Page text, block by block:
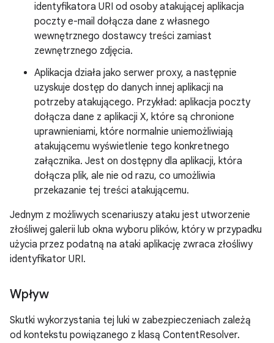
identyfikatora URI od osoby atakującej aplikacja
poczty e-mail dołącza dane z własnego
wewnętrznego dostawcy treści zamiast
zewnętrznego zdjęcia.
Aplikacja działa jako serwer proxy, a następnie
uzyskuje dostęp do danych innej aplikacji na
potrzeby atakującego. Przykład: aplikacja poczty
dołącza dane z aplikacji X, które są chronione
uprawnieniami, które normalnie uniemożliwiają
atakującemu wyświetlenie tego konkretnego
załącznika. Jest on dostępny dla aplikacji, która
dołącza plik, ale nie od razu, co umożliwia
przekazanie tej treści atakującemu.
Jednym z możliwych scenariuszy ataku jest utworzenie
złośliwej galerii lub okna wyboru plików, który w przypadku
użycia przez podatną na ataki aplikację zwraca złośliwy
identyfikator URI.
Wpływ
Skutki wykorzystania tej luki w zabezpieczeniach zależą
od kontekstu powiązanego z klasą ContentResolver.